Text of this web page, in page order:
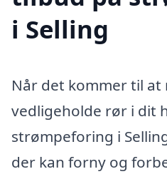
i Selling
Når det kommer til
vedligeholde rør i dit
strømpeforing i
der kan forny og